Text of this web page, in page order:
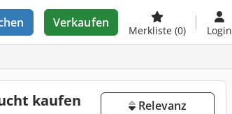
Verkaufen
Merkliste (0) Login
kaufen Relevanz